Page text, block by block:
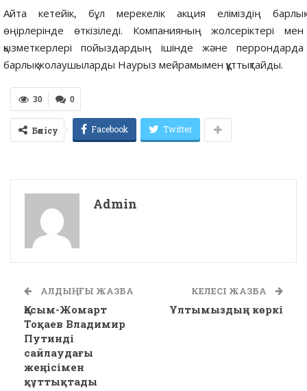
Айта кетейік, бұл мерекелік акция еліміздің барлық
өңірлерінде өткізіледі. Компанияның жолсеріктері мен
қызметкерлері пойыздардың ішінде және перрондарда
барлық жолаушыларды Наурыз мейрамымен құттықтайды.
0
30
Бөлісу Facebook Twitter
Admin
АЛДЫҢҒЫ ЖАЗБА
Қасым-Жомарт
Тоқаев Владимир
Путинді
сайлаудағы
жеңісімен
құттықтады
КЕЛЕСІ ЖАЗБА
Ұлтымыздың көркі